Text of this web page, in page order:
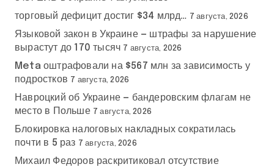
торговый дефицит достиг $34 млрд… 7 августа, 2026
Языковой закон в Украине — штрафы за нарушение
вырастут до 170 тысяч 7 августа, 2026
Meta оштрафовали на $567 млн за зависимость у
подростков 7 августа, 2026
Навроцкий об Украине — бандеровским флагам не
место в Польше 7 августа, 2026
Блокировка налоговых накладных сократилась
почти в 5 раз 7 августа, 2026
Михаил Федоров раскритиковал отсутствие